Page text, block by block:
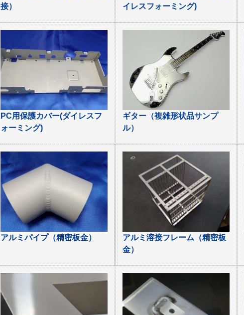
接）
イレスフォーミング)
PC用保護カバー(ダイレスフ
ォーミング)
ギター（複雑形状品サンプ
ル）
アルミパイプ（精密板金）
アルミ溶接フレーム（精密板
金）